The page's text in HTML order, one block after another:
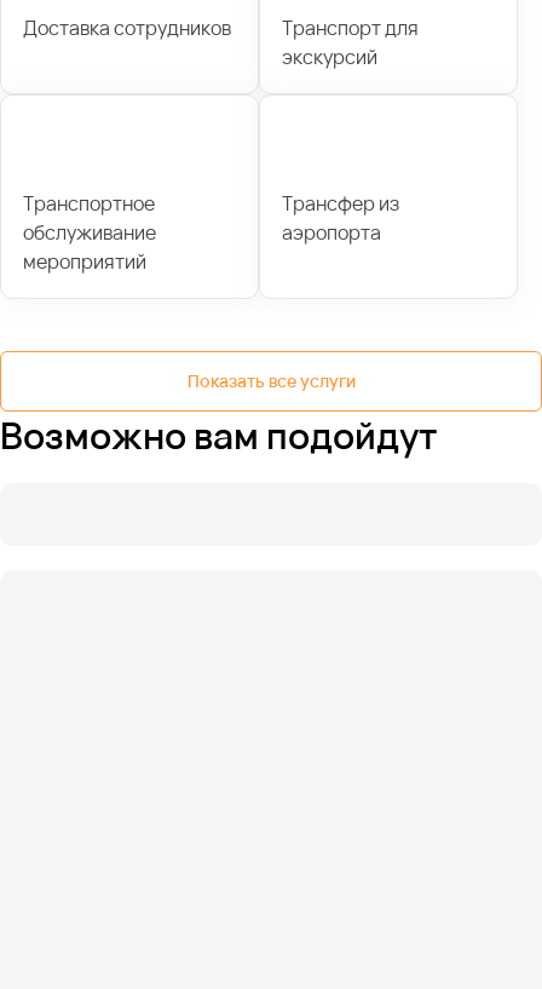
Доставка сотрудников
Транспорт для
экскурсий
Транспортное
обслуживание
мероприятий
Трансфер из
аэропорта
Показать все услуги
Возможно вам подойдут